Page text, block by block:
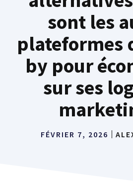
sont les
plateformes
by pour
sur ses
FÉVRIER 7, 2026